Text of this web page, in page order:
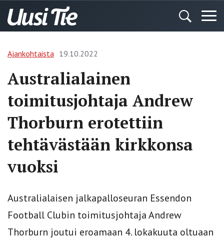
Ajankohtaista 19.10.2022
Australialainen
toimitusjohtaja Andrew
Thorburn erotettiin
tehtävästään kirkkonsa
vuoksi
Australialaisen jalkapalloseuran Essendon
Football Clubin toimitusjohtaja Andrew
Thorburn joutui eroamaan 4. lokakuuta oltuaan